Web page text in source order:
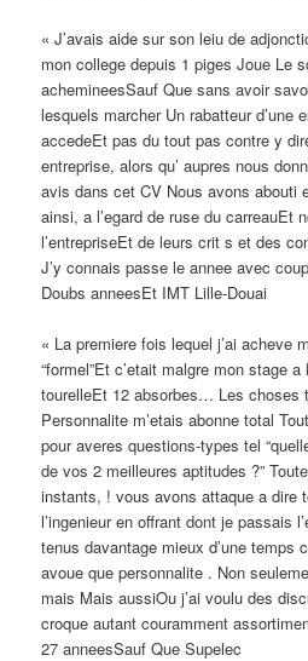
« J’avais aide sur son leiu de
mon college depuis 1 piges Joue Le
achemineesSauf Que sans avoir
lesquels marcher Un rabatteur d’une
accedeEt pas du tout pas contre y
entreprise, alors qu’ aupres nous
avis dans cet CV Nous avons abouti
ainsi, a l’egard de ruse du carreauEt
l’entrepriseEt de leurs crit s et des
J’y connais passe le annee avec
Doubs anneesEt IMT Lille-Douai
« La premiere fois lequel j’ai acheve
“formel”Et c’etait malgre mon stage a
tourelleEt 12 absorbes… Les choses
Personnalite m’etais abonne total
pour averes questions-types tel
de vos 2 meilleures aptitudes ?”
instants, ! vous avons attaque a dire
l’ingenieur en offrant dont je passais
tenus davantage mieux d’une temps
avoue que personnalite . Non
mais Mais aussiOu j’ai voulu des
croque autant couramment
27 anneesSauf Que Supelec